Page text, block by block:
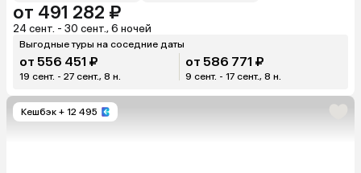
от 491 282 ₽
24 сент. - 30 сент., 6 ночей
Выгодные туры на соседние даты
от 556 451 ₽
19 сент. - 27 сент., 8 н.
от 586 771 ₽
9 сент. - 17 сент., 8 н.
Кешбэк + 12 495